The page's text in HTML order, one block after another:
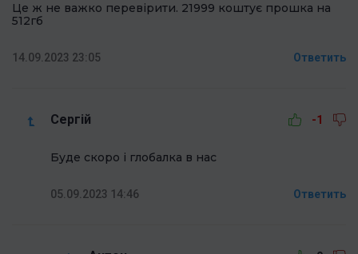
Це ж не важко перевірити. 21999 коштує прошка на
512гб
14.09.2023 23:05 Ответить
Сергій -1
Буде скоро і глобалка в нас
05.09.2023 14:46 Ответить